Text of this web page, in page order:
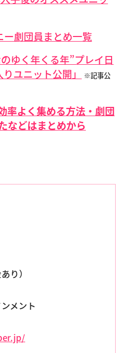
ー劇団員まとめ一覧
ゆく年くる年”プレイ日
ユニット公開」
※記事公
率よく集める方法・劇団
などはまとめから
り）
メント